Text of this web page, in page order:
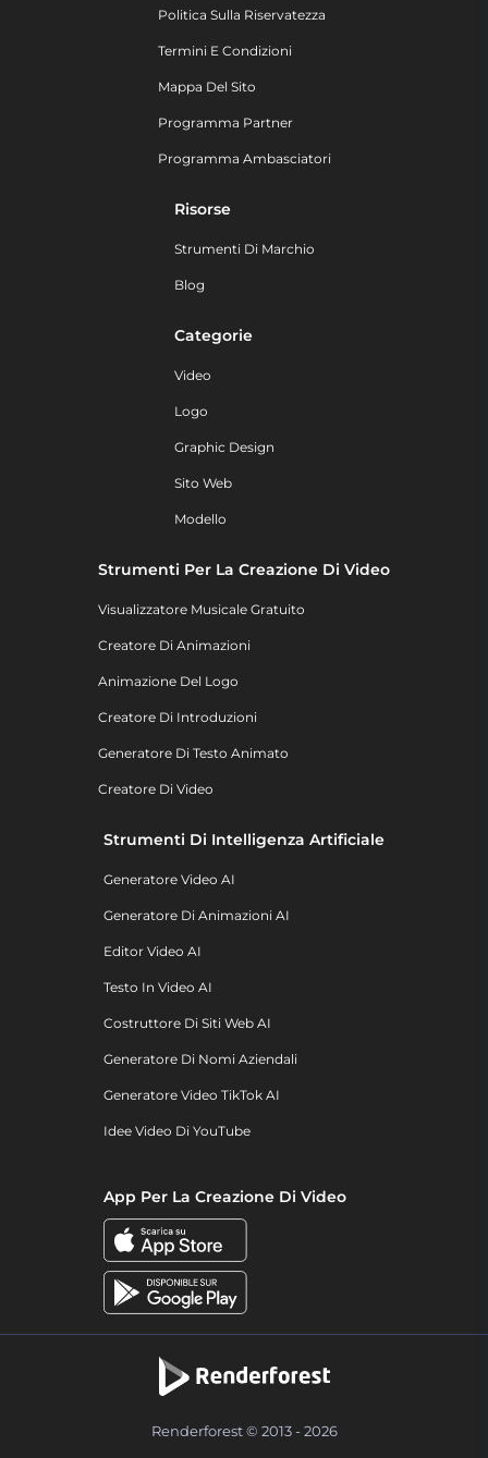
Politica Sulla Riservatezza
Termini E Condizioni
Mappa Del Sito
Programma Partner
Programma Ambasciatori
Risorse
Strumenti Di Marchio
Blog
Categorie
Video
Logo
Graphic Design
Sito Web
Modello
Strumenti Per La Creazione Di Video
Visualizzatore Musicale Gratuito
Creatore Di Animazioni
Animazione Del Logo
Creatore Di Introduzioni
Generatore Di Testo Animato
Creatore Di Video
Strumenti Di Intelligenza Artificiale
Generatore Video AI
Generatore Di Animazioni AI
Editor Video AI
Testo In Video AI
Costruttore Di Siti Web AI
Generatore Di Nomi Aziendali
Generatore Video TikTok AI
Idee Video Di YouTube
App Per La Creazione Di Video
Renderforest © 2013 - 2026